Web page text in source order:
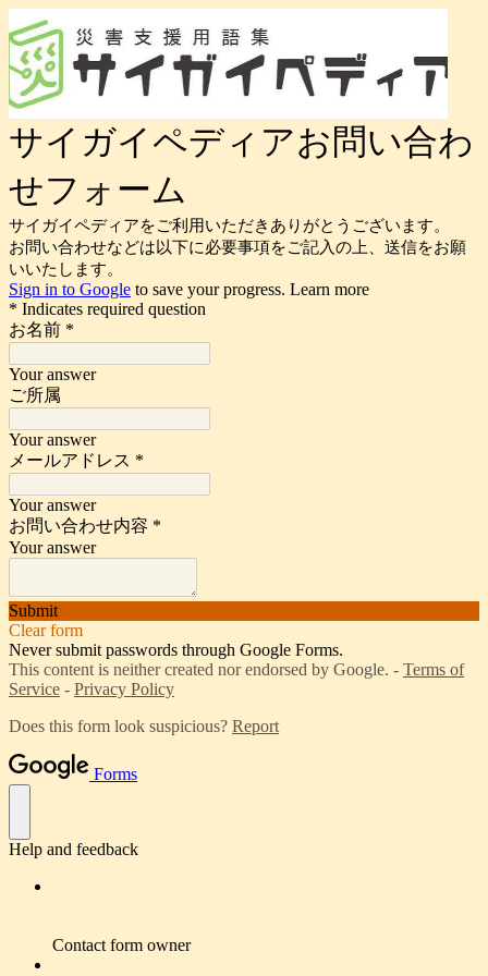
サイガイペディアお問い合わ
せフォーム
サイガイペディアをご利用いただきありがとうございます。
お問い合わせなどは以下に必要事項をご記入の上、送信をお願
いいたします。
Sign in to Google to save your progress. Learn more
* Indicates required question
お名前 *
Your answer
ご所属
Your answer
メールアドレス *
Your answer
お問い合わせ内容 *
Your answer
Submit
Clear form
Never submit passwords through Google Forms.
This content is neither created nor endorsed by Google. - Terms of
Service - Privacy Policy
Does this form look suspicious? Report
Forms
Help and feedback
Contact form owner